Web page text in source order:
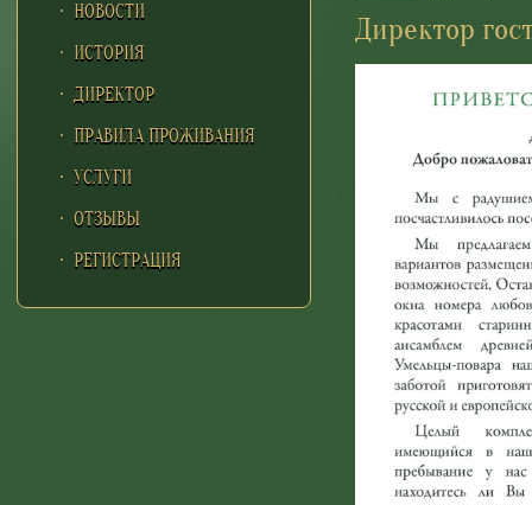
Директор
НОВОСТИ
ИСТОРИЯ
ДИРЕКТОР
ПРАВИЛА ПРОЖИВАНИЯ
УСЛУГИ
ОТЗЫВЫ
РЕГИСТРАЦИЯ